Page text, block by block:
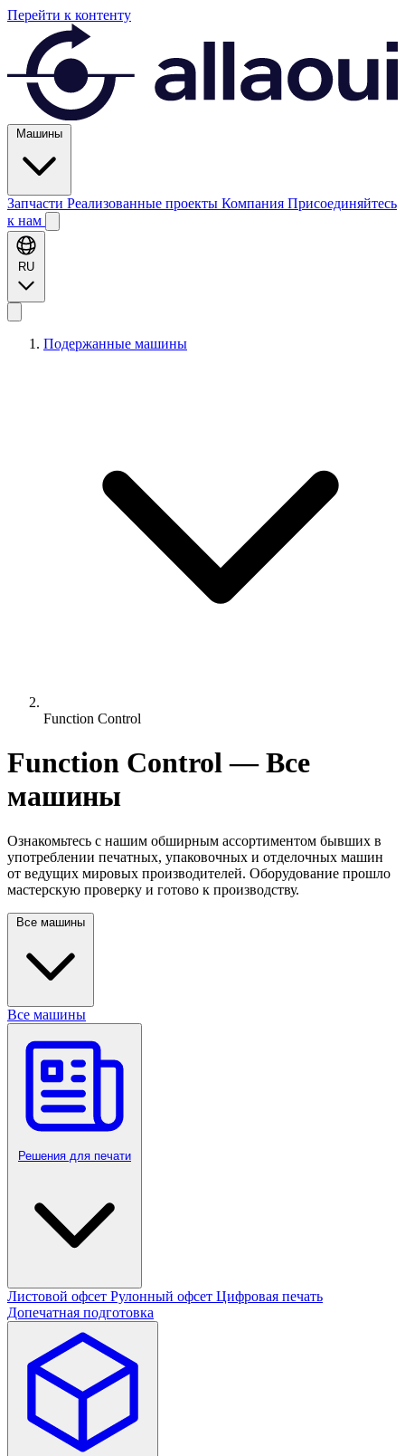
Перейти к контенту
Машины
Запчасти Реализованные проекты Компания Присоединяйтесь
к нам
RU
Подержанные машины
Function Control
Function Control — Все
машины
Ознакомьтесь с нашим обширным ассортиментом бывших в
употреблении печатных, упаковочных и отделочных машин
от ведущих мировых производителей. Оборудование прошло
мастерскую проверку и готово к производству.
Все машины
Все машины
Решения для печати
Листовой офсет Рулонный офсет Цифровая печать
Допечатная подготовка